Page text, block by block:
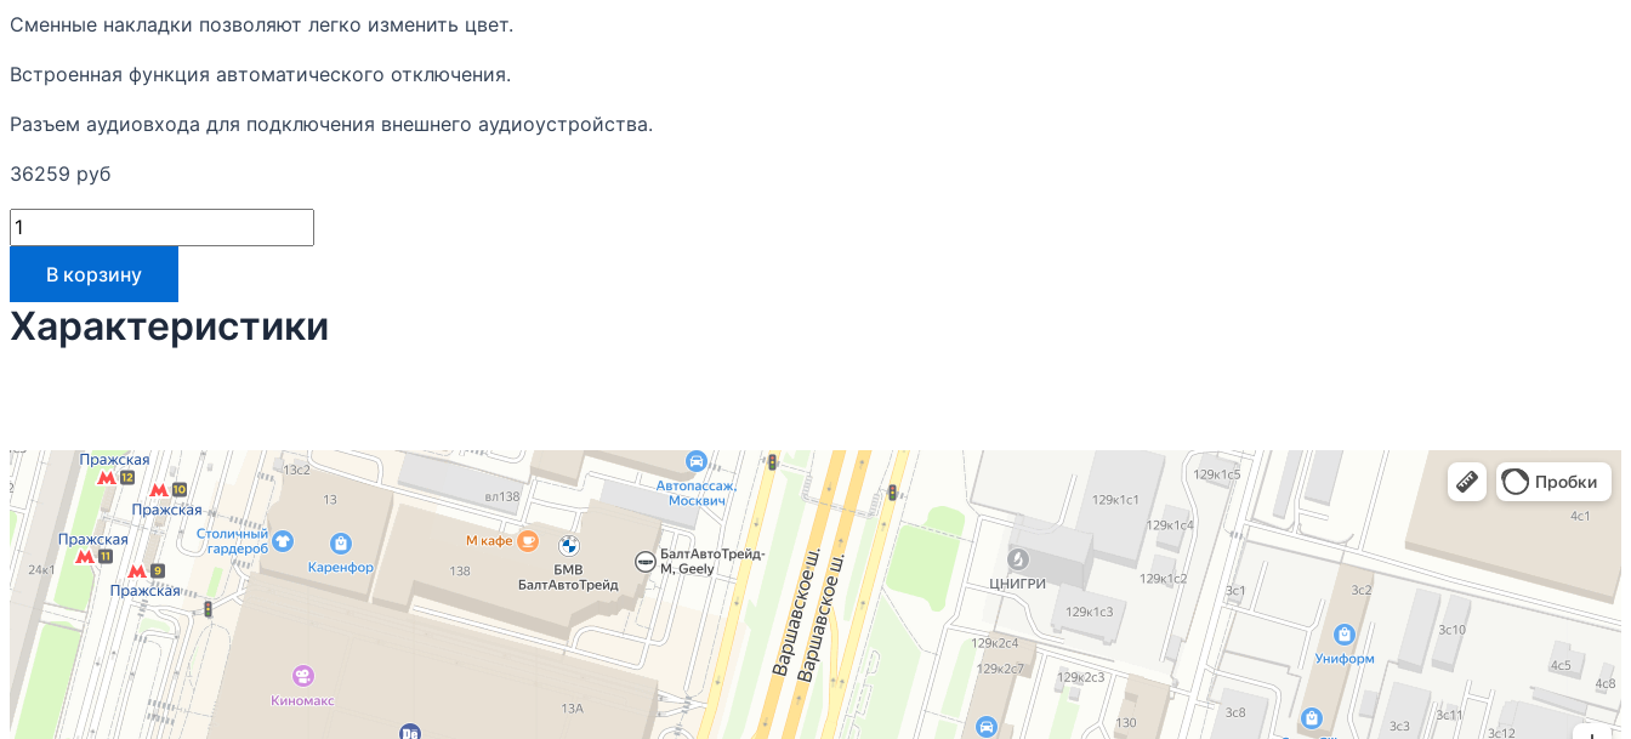
Сменные накладки позволяют легко изменить цвет.
Встроенная функция автоматического отключения.
Разъем аудиовхода для подключения внешнего аудиоустройства.
36259 руб
В корзину
Характеристики